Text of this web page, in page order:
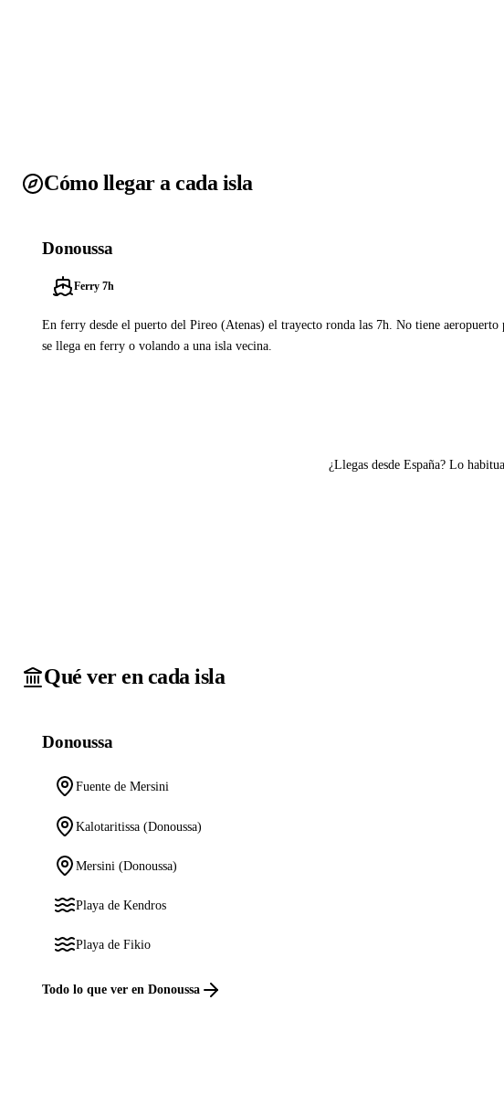
Cómo llegar a cada isla
Donoussa
Ferry 7h
En ferry desde el puerto del Pireo (Atenas) el trayecto ronda las 7h. No tiene aeropuerto
se llega en ferry o volando a una isla vecina.
¿Llegas desde España? Lo
Qué ver en cada isla
Donoussa
Fuente de Mersini
Kalotaritissa (Donoussa)
Mersini (Donoussa)
Playa de Kendros
Playa de Fikio
Todo lo que ver en Donoussa